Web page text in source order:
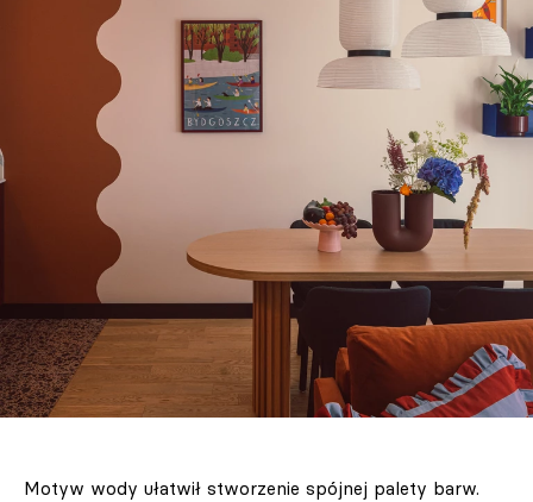
Motyw wody ułatwił stworzenie spójnej palety barw.